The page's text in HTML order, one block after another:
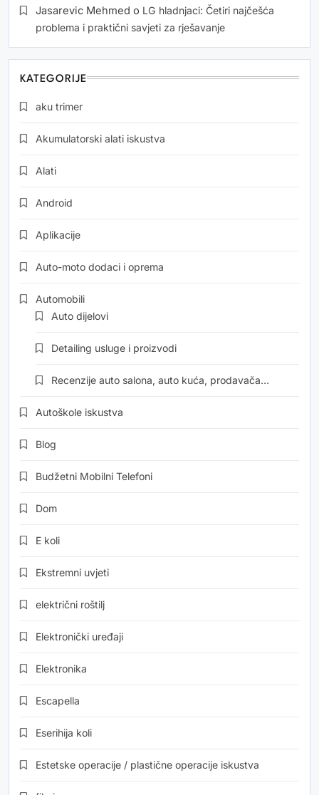
Jasarevic Mehmed o LG hladnjaci: Četiri najčešća
problema i praktični savjeti za rješavanje
KATEGORIJE
aku trimer
Akumulatorski alati iskustva
Alati
Android
Aplikacije
Auto-moto dodaci i oprema
Automobili
Auto dijelovi
Detailing usluge i proizvodi
Recenzije auto salona, auto kuća, prodavača…
Autoškole iskustva
Blog
Budžetni Mobilni Telefoni
Dom
E koli
Ekstremni uvjeti
električni roštilj
Elektronički uređaji
Elektronika
Escapella
Eserihija koli
Estetske operacije / plastične operacije iskustva